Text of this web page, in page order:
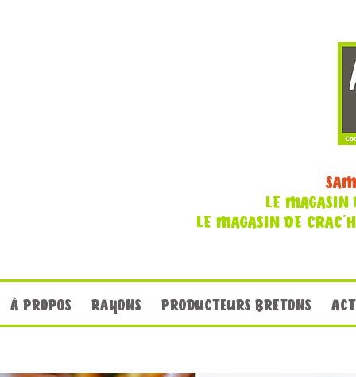
LE MAGASIN
LE MAGASIN DE
À PROPOS RAYONS PRODUCTEURS BRETONS